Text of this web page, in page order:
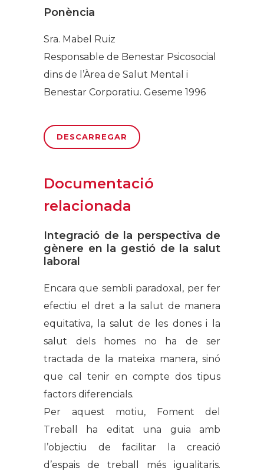
Ponència
Sra. Mabel Ruiz
Responsable de Benestar Psicosocial
dins de l’Àrea de Salut Mental i
Benestar Corporatiu. Geseme 1996
DESCARREGAR
Documentació
relacionada
Integració de la perspectiva de
gènere en la gestió de la salut
laboral
Encara que sembli paradoxal, per fer
efectiu el dret a la salut de manera
equitativa, la salut de les dones i la
salut dels homes no ha de ser
tractada de la mateixa manera, sinó
que cal tenir en compte dos tipus
factors diferencials.
Per aquest motiu, Foment del
Treball ha editat una guia amb
l’objectiu de facilitar la creació
d’espais de treball més igualitaris.